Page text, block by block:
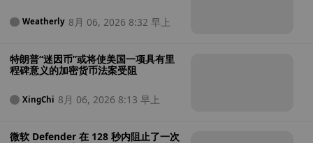
Weatherly 8月 06, 2026 8:32 早上
特朗普“迷因币”或将使美国一项具有里
程碑意义的加密货币法案受阻
XingChi 8月 06, 2026 8:13 早上
微软 Defender 在 128 秒内阻止了一次